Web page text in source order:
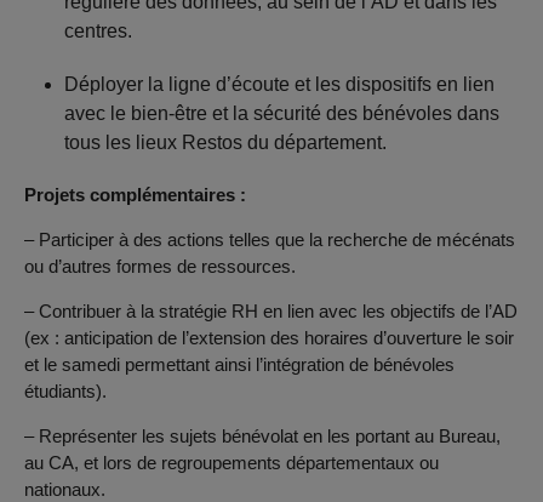
centres.
Déployer la ligne d’écoute et les dispositifs en lien
avec le bien-être et la sécurité des bénévoles dans
tous les lieux Restos du département.
Projets complémentaires :
– Participer à des actions telles que la recherche de mécénats
ou d’autres formes de ressources.
– Contribuer à la stratégie RH en lien avec les objectifs de l’AD
(ex : anticipation de l’extension des horaires d’ouverture le soir
et le samedi permettant ainsi l’intégration de bénévoles
étudiants).
– Représenter les sujets bénévolat en les portant au Bureau,
au CA, et lors de regroupements départementaux ou
nationaux.